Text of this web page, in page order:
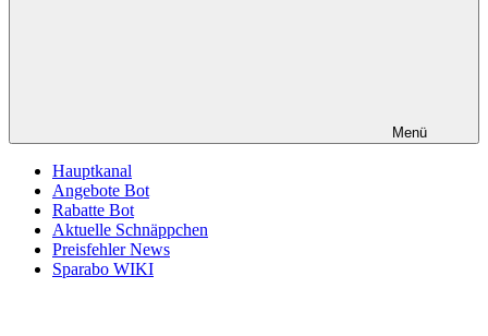
Menü
Hauptkanal
Angebote Bot
Rabatte Bot
Aktuelle Schnäppchen
Preisfehler News
Sparabo WIKI